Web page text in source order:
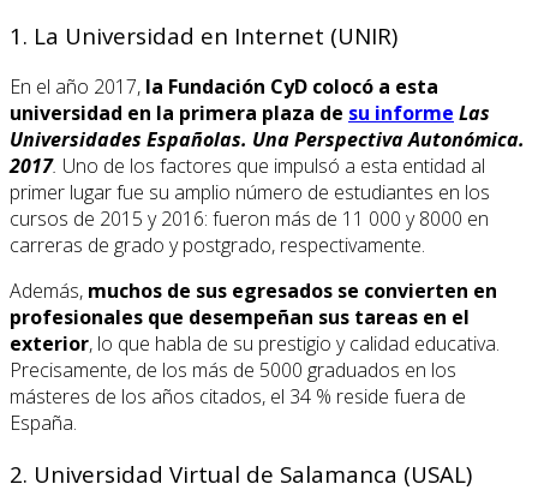
1. La Universidad en Internet (UNIR)
En el año 2017, la Fundación CyD colocó a esta
universidad en la primera plaza de su informe Las
Universidades Españolas. Una Perspectiva Autonómica.
2017. Uno de los factores que impulsó a esta entidad al
primer lugar fue su amplio número de estudiantes en los
cursos de 2015 y 2016: fueron más de 11 000 y 8000 en
carreras de grado y postgrado, respectivamente.
Además, muchos de sus egresados se convierten en
profesionales que desempeñan sus tareas en el
exterior, lo que habla de su prestigio y calidad educativa.
Precisamente, de los más de 5000 graduados en los
másteres de los años citados, el 34 % reside fuera de
España.
2. Universidad Virtual de Salamanca (USAL)